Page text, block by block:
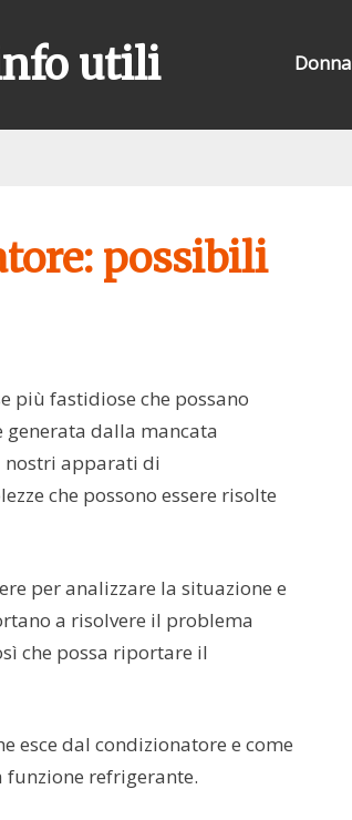
utili Donna
possibili
più fastidiose che possano
generata dalla mancata
nostri apparati di
che possono essere risolte
per analizzare la situazione e
a risolvere il problema
che possa riportare il
esce dal condizionatore e come
refrigerante.